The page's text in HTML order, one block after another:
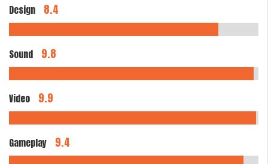
Design 8.4
Sound 9.8
Video 9.9
Gameplay 9.4